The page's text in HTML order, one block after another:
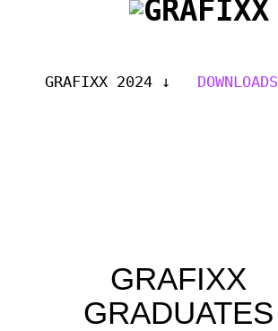
GRAFIXX 2024 DOWNLOADS
GRAFIXX
GRADUATES